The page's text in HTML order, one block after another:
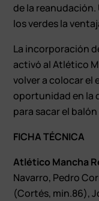
de la
los verdes la
La incorporación
activó al Atlético
volver a colocar el
oportunidad en la
para sacar el
FICHA TÉCNICA
Atlético Mancha
Navarro, Pedro
(Cortés, min.86),